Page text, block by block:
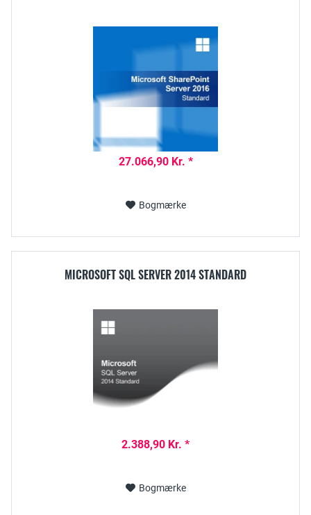
27.066,90 Kr. *
Bogmærke
MICROSOFT SQL SERVER 2014 STANDARD
2.388,90 Kr. *
Bogmærke